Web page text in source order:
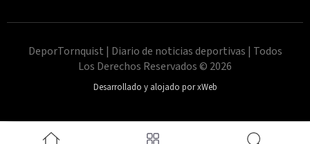
DeporTornquist | Diario de noticias deportivas | Todos
Los Derechos Reservados © 2026
Desarrollado y alojado por xWeb